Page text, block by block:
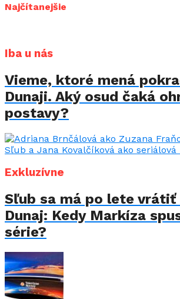
Najčítanejšie
Iba u nás
Vieme, ktoré mená
Dunaji. Aký osud čaká
postavy?
Exkluzívne
Sľub sa má po lete vrátiť
Dunaj: Kedy Markíza
série?